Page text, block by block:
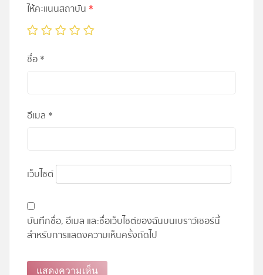
ให้คะแนนสถาบัน *
ชื่อ*
อีเมล *
เว็บไซต์
บันทึกชื่อ, อีเมล และชื่อเว็บไซต์ของฉันบนเบราว์เซอร์นี้
สำหรับการแสดงความเห็นครั้งถัดไป